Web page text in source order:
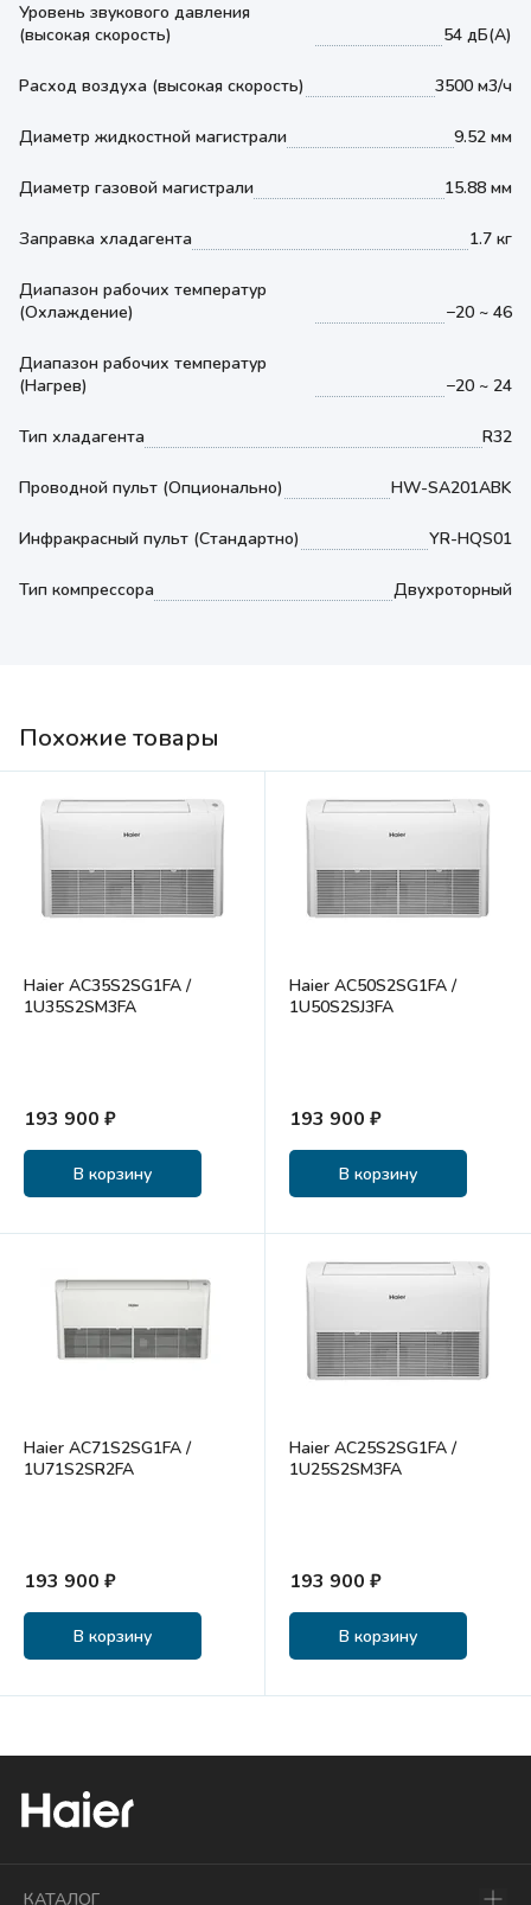
Уровень звукового давления
(высокая скорость)
54 дБ(А)
Расход воздуха (высокая скорость) 3500 м3/ч
Диаметр жидкостной магистрали 9.52 мм
Диаметр газовой магистрали 15.88 мм
Заправка хладагента 1.7 кг
Диапазон рабочих температур
(Охлаждение)
−20 ~ 46
Диапазон рабочих температур
(Нагрев)
−20 ~ 24
Тип хладагента R32
Проводной пульт (Опционально) HW-SA201ABK
Инфракрасный пульт (Стандартно) YR-HQS01
Тип компрессора Двухроторный
Похожие товары
Haier AC35S2SG1FA /
1U35S2SM3FA
193 900 ₽
В корзину
Haier AC50S2SG1FA /
1U50S2SJ3FA
193 900 ₽
В корзину
Haier AC71S2SG1FA /
1U71S2SR2FA
193 900 ₽
В корзину
Haier AC25S2SG1FA /
1U25S2SM3FA
193 900 ₽
В корзину
КАТАЛОГ